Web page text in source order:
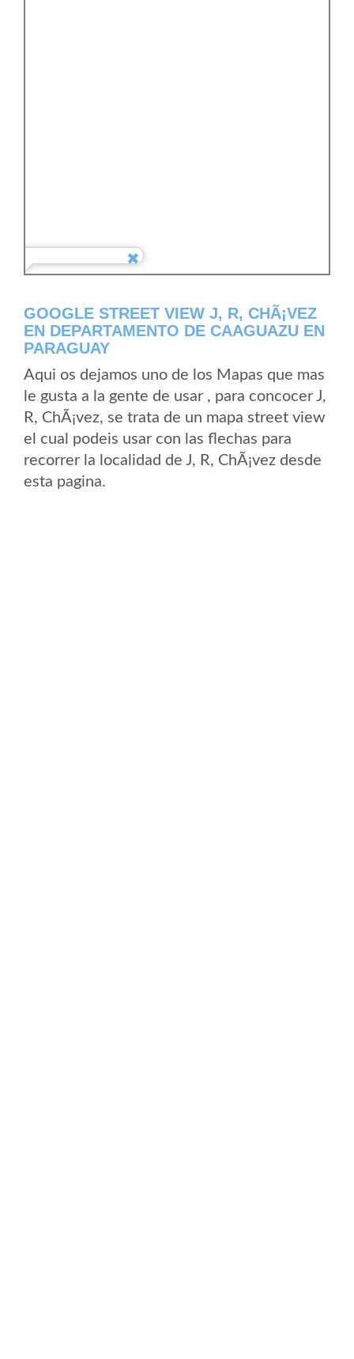
GOOGLE STREET VIEW J, R, CHÃ¡VEZ
EN DEPARTAMENTO DE CAAGUAZU EN
PARAGUAY
Aqui os dejamos uno de los Mapas que mas
le gusta a la gente de usar , para concocer J,
R, ChÃ¡vez, se trata de un mapa street view
el cual podeis usar con las flechas para
recorrer la localidad de J, R, ChÃ¡vez desde
esta pagina.